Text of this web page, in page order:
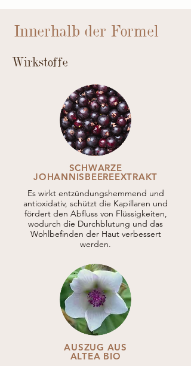
Innerhalb der Formel
Wirkstoffe
SCHWARZE
JOHANNISBEEREEXTRAKT
Es wirkt entzündungshemmend und
antioxidativ, schützt die Kapillaren und
fördert den Abfluss von Flüssigkeiten,
wodurch die Durchblutung und das
Wohlbefinden der Haut verbessert
werden.
AUSZUG AUS
ALTEA BIO